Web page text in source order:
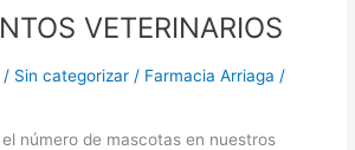
VETERINARIOS
/ Sin categorizar / Farmacia Arriaga/
número de mascotas en nuestros